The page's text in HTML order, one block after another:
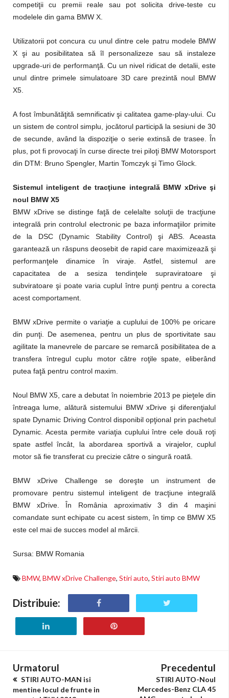
competiţii cu premii reale sau pot solicita drive-teste cu
modelele din gama BMW X.
Utilizatorii pot concura cu unul dintre cele patru modele BMW
X şi au posibilitatea să îl personalizeze sau să instaleze
upgrade-uri de performanţă. Cu un nivel ridicat de detalii, este
unul dintre primele simulatoare 3D care prezintă noul BMW
X5.
A fost îmbunătăţită semnificativ şi calitatea game-play-ului. Cu
un sistem de control simplu, jocătorul participă la sesiuni de 30
de secunde, având la dispoziţie o serie extinsă de trasee. În
plus, pot fi provocaţi în curse directe trei piloţi BMW Motorsport
din DTM: Bruno Spengler, Martin Tomczyk şi Timo Glock.
Sistemul inteligent de tracţiune integrală BMW xDrive şi
noul BMW X5
BMW xDrive se distinge faţă de celelalte soluţii de tracţiune
integrală prin controlul electronic pe baza informaţiilor primite
de la DSC (Dynamic Stability Control) şi ABS. Aceasta
garantează un răspuns deosebit de rapid care maximizează şi
performanţele dinamice în viraje. Astfel, sistemul are
capacitatea de a sesiza tendinţele supraviratoare şi
subviratoare şi poate varia cuplul între punţi pentru a corecta
acest comportament.
BMW xDrive permite o variaţie a cuplului de 100% pe oricare
din punţi. De asemenea, pentru un plus de sportivitate sau
agilitate la manevrele de parcare se remarcă posibilitatea de a
transfera întregul cuplu motor către roţile spate, eliberând
putea faţă pentru control maxim.
Noul BMW X5, care a debutat în noiembrie 2013 pe pieţele din
întreaga lume, alătură sistemului BMW xDrive şi diferenţialul
spate Dynamic Driving Control disponibil opţional prin pachetul
Dynamic. Acesta permite variaţia cuplului între cele două roţi
spate astfel încât, la abordarea sportivă a virajelor, cuplul
motor să fie transferat cu precizie către o singură roată.
BMW xDrive Challenge se doreşte un instrument de
promovare pentru sistemul inteligent de tracţiune integrală
BMW xDrive. În România aproximativ 3 din 4 maşini
comandate sunt echipate cu acest sistem, în timp ce BMW X5
este cel mai de succes model al mărcii.
Sursa: BMW Romania
BMW, BMW xDrive Challenge, Stiri auto, Stiri auto BMW
Distribuie:
Urmatorul
STIRI AUTO-MAN isi
mentine locul de frunte in
Precedentul
STIRI AUTO-Noul
Mercedes-Benz CLA 45